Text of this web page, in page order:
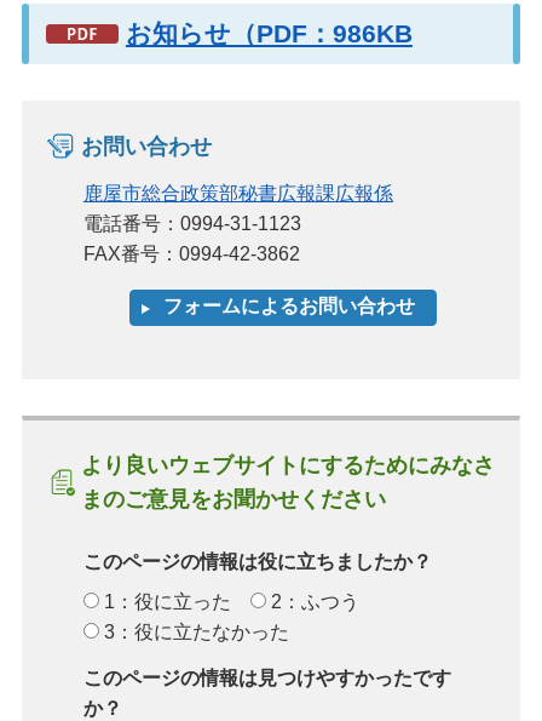
お知らせ（PDF：986KB
お問い合わせ
鹿屋市総合政策部秘書広報課広報係
電話番号：0994-31-1123
FAX番号：0994-42-3862
より良いウェブサイトにするためにみなさ
まのご意見をお聞かせください
このページの情報は役に立ちましたか？
1：役に立った
2：ふつう
3：役に立たなかった
このページの情報は見つけやすかったです
か？